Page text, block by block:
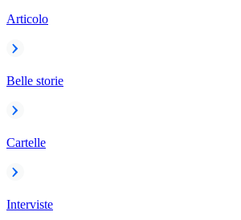
Articolo
Belle storie
Cartelle
Interviste